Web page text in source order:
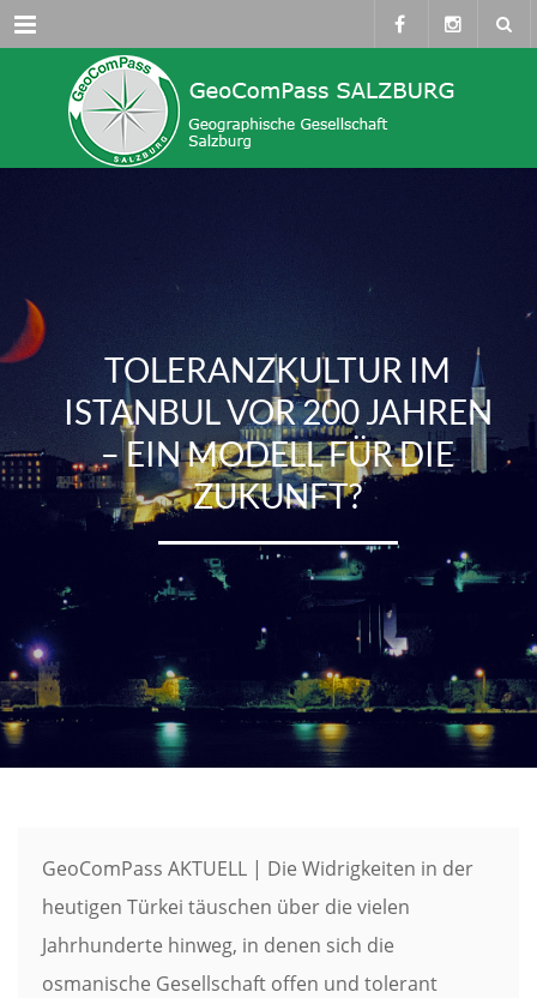
Menü
TOLERANZKULTUR IM
ISTANBUL VOR 200 JAHREN
– EIN MODELL FÜR DIE
ZUKUNFT?
GeoComPass AKTUELL | Die Widrigkeiten in der
heutigen Türkei täuschen über die vielen
Jahrhunderte hinweg, in denen sich die
osmanische Gesellschaft offen und tolerant